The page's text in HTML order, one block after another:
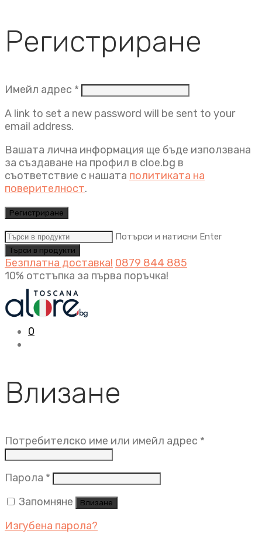
Регистриране
Имейл адрес * Задължително
A link to set a new password will be sent to your
email address.
Вашата лична информация ще бъде използвана
за създаване на профил в cloe.bg в
съответствие с нашата политиката на
поверителност.
Регистриране
Потърси и натисни Enter
Безплатна доставка! 0879 844 885
10% отстъпка за първа поръчка!
0
Влизане
Потребителско име или имейл адрес *
Парола * Задължително
Запомняне
Влизане
Изгубена парола?